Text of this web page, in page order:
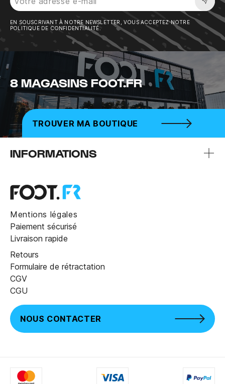
EN SOUSCRIVANT À NOTRE NEWSLETTER, VOUS ACCEPTEZ NOTRE
POLITIQUE DE CONFIDENTIALITÉ.
8 MAGASINS FOOT.FR
TROUVER MA BOUTIQUE
INFORMATIONS
Mentions légales
Paiement sécurisé
Livraison rapide
Retours
Formulaire de rétractation
CGV
CGU
NOUS CONTACTER